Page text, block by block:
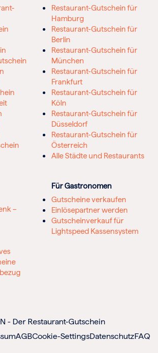
Restaurant-Gutschein für
Hamburg
Restaurant-Gutschein für
Berlin
Restaurant-Gutschein für
München
Restaurant-Gutschein für
Frankfurt
Restaurant-Gutschein für
Köln
Restaurant-Gutschein für
Düsseldorf
Restaurant-Gutschein für
Österreich
Alle Städte und Restaurants
–
Für Gastronomen
Gutscheine verkaufen
Einlösepartner werden
Gutscheinverkauf für
Lightspeed Kassensystem
- Der Restaurant-Gutschein
AGBCookie-SettingsDatenschutzFAQ